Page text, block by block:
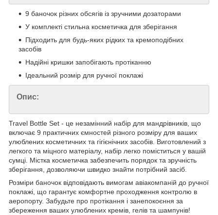
9 баночок різних обсягів із зручними дозаторами
У комплекті стильна косметичка для зберігання
Підходить для будь-яких рідких та кремоподібних
засобів
Надійні кришки запобігають протіканню
Ідеальний розмір для ручної поклажі
Опис:
Travel Bottle Set - це незамінний набір для мандрівників, що
включає 9 практичних ємностей різного розміру для ваших
улюблених косметичних та гігієнічних засобів. Виготовлений з
легкого та міцного матеріалу, набір легко поміститься у вашій
сумці. Містка косметичка забезпечить порядок та зручність
зберігання, дозволяючи швидко знайти потрібний засіб.
Розміри баночок відповідають вимогам авіакомпаній до ручної
поклажі, що гарантує комфортне проходження контролю в
аеропорту. Забудьте про протікання і занепокоєння за
збереження ваших улюблених кремів, гелів та шампунів!